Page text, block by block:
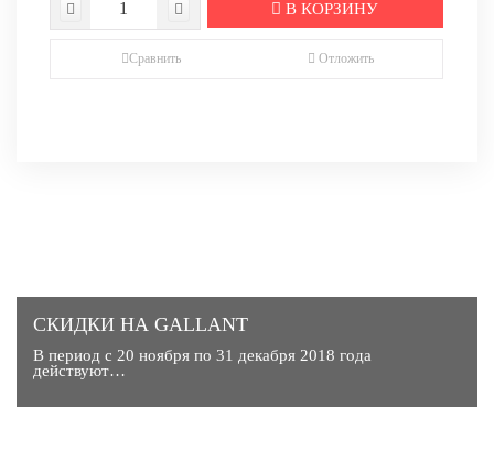
В КОРЗИНУ
Сравнить Отложить
СКИДКИ НА GALLANT
В период с 20 ноября по 31 декабря 2018 года
действуют…